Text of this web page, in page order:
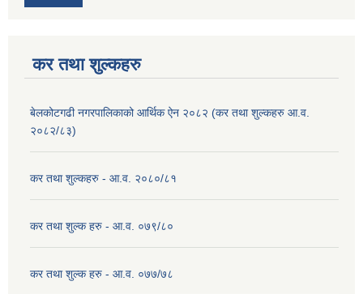
कर तथा शुल्कहरु
बेलकोटगढी नगरपालिकाको आर्थिक ऐन २०८२ (कर तथा शुल्कहरु आ.व.
२०८२/८३)
कर तथा शुल्कहरु - आ.व. २०८०/८१
कर तथा शुल्क हरु - आ.व. ०७९/८०
कर तथा शुल्क हरु - आ.व. ०७७/७८